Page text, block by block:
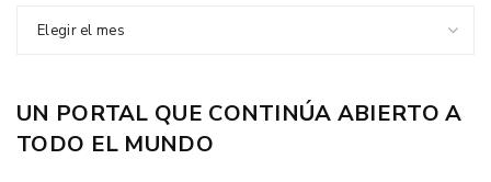
Elegir el mes
UN PORTAL QUE CONTINÚA ABIERTO A
TODO EL MUNDO